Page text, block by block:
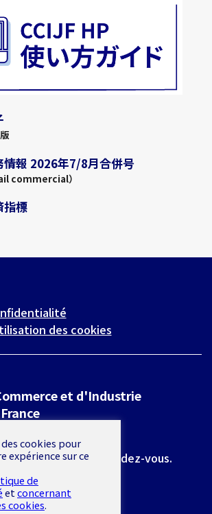
情報 2026年7/8月合併号
commercial）
指標
des cookies
et d'Industrie
Paris
exclusivement sur rendez-vous.
cookies pour
expérience sur ce
de
etconcernant
cookies.